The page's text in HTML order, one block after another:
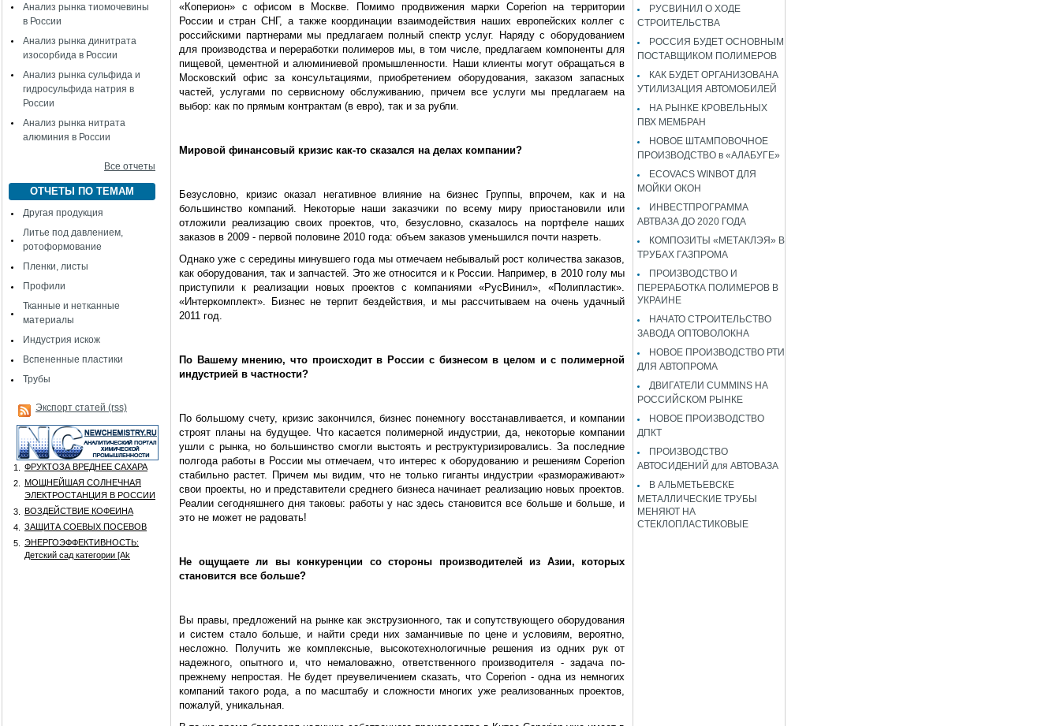
Анализ рынка тиомочевины
в России
Анализ рынка динитрата
изосорбида в России
Анализ рынка сульфида и
гидросульфида натрия в
России
Анализ рынка нитрата
алюминия в России
Все отчеты
ОТЧЕТЫ ПО ТЕМАМ
Другая продукция
Литье под давлением,
ротоформование
Пленки, листы
Профили
Тканные и нетканные
материалы
Индустрия искож
Вспененные пластики
Трубы
Экспорт статей (rss)
1.
ФРУКТОЗА ВРЕДНЕЕ САХАРА
2.
МОЩНЕЙШАЯ СОЛНЕЧНАЯ
ЭЛЕКТРОСТАНЦИЯ В РОССИИ
3.
ВОЗДЕЙСТВИЕ КОФЕИНА
4.
ЗАЩИТА СОЕВЫХ ПОСЕВОВ
5.
ЭНЕРГОЭФФЕКТИВНОСТЬ:
Детский сад категории [Аk
«Коперион» с офисом в Москве. Помимо продвижения марки Coperion на территории
России и стран СНГ, а также координации взаимодействия наших европейских коллег с
российскими партнерами мы предлагаем полный спектр услуг. Наряду с оборудованием
для производства и переработки полимеров мы, в том числе, предлагаем компоненты для
пищевой, цементной и алюминиевой промышленности. Наши клиенты могут обращаться в
Московский офис за консультациями, приобретением оборудования, заказом запасных
частей, услугами по сервисному обслуживанию, причем все услуги мы предлагаем на
выбор: как по прямым контрактам (в евро), так и за рубли.
Мировой финансовый кризис как-то сказался на делах компании?
Безусловно, кризис оказал негативное влияние на бизнес Группы, впрочем, как и на
большинство компаний. Некоторые наши заказчики по всему миру приостановили или
отложили реализацию своих проектов, что, безусловно, сказалось на портфеле наших
заказов в 2009 - первой половине 2010 года: объем заказов уменьшился почти назреть.
Однако уже с середины минувшего года мы отмечаем небывалый рост количества заказов,
как оборудования, так и запчастей. Это же относится и к России. Например, в 2010 голу мы
приступили к реализации новых проектов с компаниями «РусВинил», «Полипластик».
«Интеркомплект». Бизнес не терпит бездействия, и мы рассчитываем на очень удачный
2011 год.
По Вашему мнению, что происходит в России с бизнесом в целом и с полимерной
индустрией в частности?
По большому счету, кризис закончился, бизнес понемногу восстанавливается, и компании
строят планы на будущее. Что касается полимерной индустрии, да, некоторые компании
ушли с рынка, но большинство смогли выстоять и реструктуризировались. За последние
полгода работы в России мы отмечаем, что интерес к оборудованию и решениям Coperion
стабильно растет. Причем мы видим, что не только гиганты индустрии «размораживают»
свои проекты, но и представители среднего бизнеса начинает реализацию новых проектов.
Реалии сегодняшнего дня таковы: работы у нас здесь становится все больше и больше, и
это не может не радовать!
Не ощущаете ли вы конкуренции со стороны производителей из Азии, которых
становится все больше?
Вы правы, предложений на рынке как экструзионного, так и сопутствующего оборудования
и систем стало больше, и найти среди них заманчивые по цене и условиям, вероятно,
несложно. Получить же комплексные, высокотехнологичные решения из одних рук от
надежного, опытного и, что немаловажно, ответственного производителя - задача по-
прежнему непростая. Не будет преувеличением сказать, что Coperion - одна из немногих
компаний такого рода, а по масштабу и сложности многих уже реализованных проектов,
пожалуй, уникальная.
РУСВИНИЛ О ХОДЕ
СТРОИТЕЛЬСТВА
РОССИЯ БУДЕТ ОСНОВНЫМ
ПОСТАВЩИКОМ ПОЛИМЕРОВ
КАК БУДЕТ ОРГАНИЗОВАНА
УТИЛИЗАЦИЯ АВТОМОБИЛЕЙ
НА РЫНКЕ КРОВЕЛЬНЫХ
ПВХ МЕМБРАН
НОВОЕ ШТАМПОВОЧНОЕ
ПРОИЗВОДСТВО в «АЛАБУГЕ»
ECOVACS WINBOT ДЛЯ
МОЙКИ ОКОН
ИНВЕСТПРОГРАММА
АВТВАЗА ДО 2020 ГОДА
КОМПОЗИТЫ «МЕТАКЛЭЯ» В
ТРУБАХ ГАЗПРОМА
ПРОИЗВОДСТВО И
ПЕРЕРАБОТКА ПОЛИМЕРОВ В
УКРАИНЕ
НАЧАТО СТРОИТЕЛЬСТВО
ЗАВОДА ОПТОВОЛОКНА
НОВОЕ ПРОИЗВОДСТВО РТИ
ДЛЯ АВТОПРОМА
ДВИГАТЕЛИ CUMMINS НА
РОССИЙСКОМ РЫНКЕ
НОВОЕ ПРОИЗВОДСТВО
ДПКТ
ПРОИЗВОДСТВО
АВТОСИДЕНИЙ для АВТОВАЗА
В АЛЬМЕТЬЕВСКЕ
МЕТАЛЛИЧЕСКИЕ ТРУБЫ
МЕНЯЮТ НА
СТЕКЛОПЛАСТИКОВЫЕ